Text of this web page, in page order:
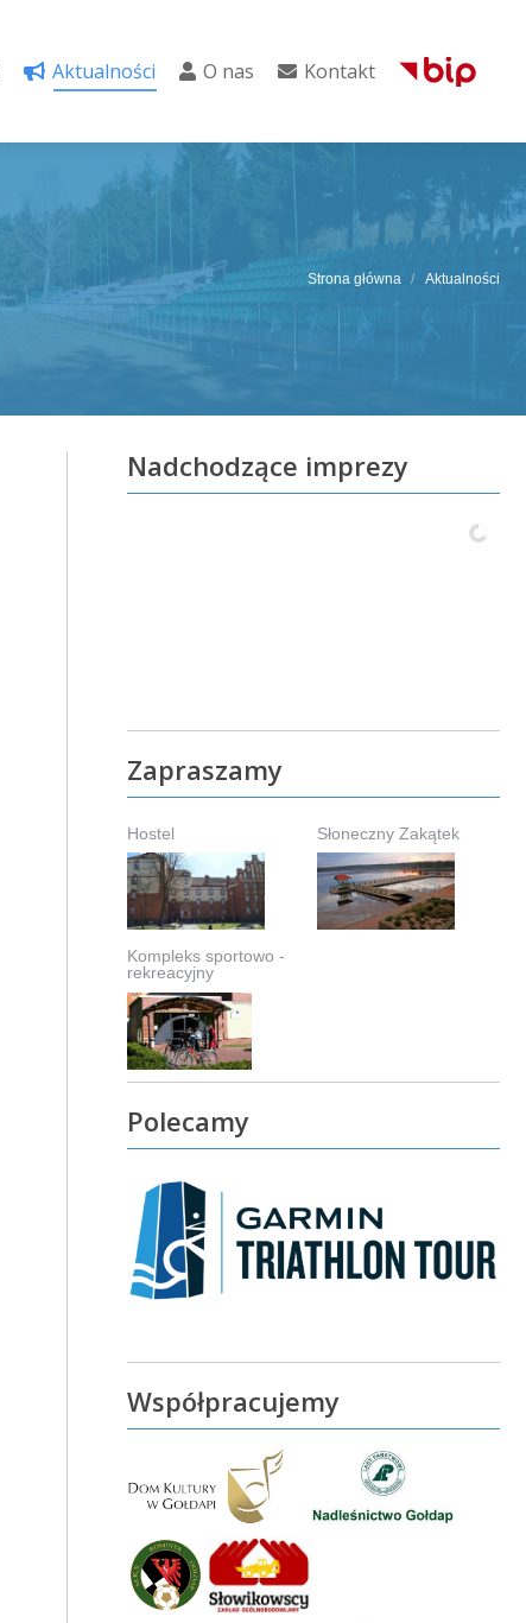
Aktualności O nas Kontakt
Strona główna Aktualności
Nadchodzące imprezy
Zapraszamy
Hostel Słoneczny Zakątek
Kompleks sportowo -
rekreacyjny
Polecamy
Współpracujemy
Aktualności O nas Kontakt